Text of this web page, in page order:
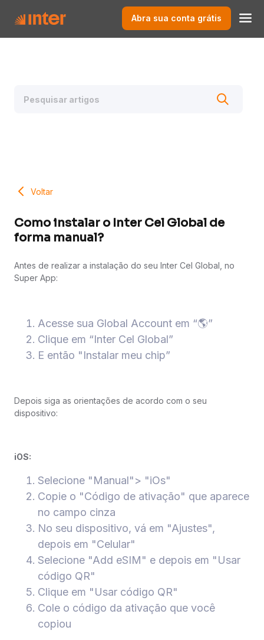
Abra sua conta grátis
Voltar
Como instalar o Inter Cel Global de
forma manual?
Antes de realizar a instalação do seu Inter Cel Global, no
Super App:
Acesse sua Global Account em “🌎”
Clique em “Inter Cel Global”
E então "Instalar meu chip”
Depois siga as orientações de acordo com o seu
dispositivo:
iOS:
Selecione "Manual"> "iOs"
Copie o "Código de ativação" que aparece
no campo cinza
No seu dispositivo, vá em "Ajustes",
depois em "Celular"
Selecione "Add eSIM" e depois em "Usar
código QR"
Clique em "Usar código QR"
Cole o código da ativação que você
copiou